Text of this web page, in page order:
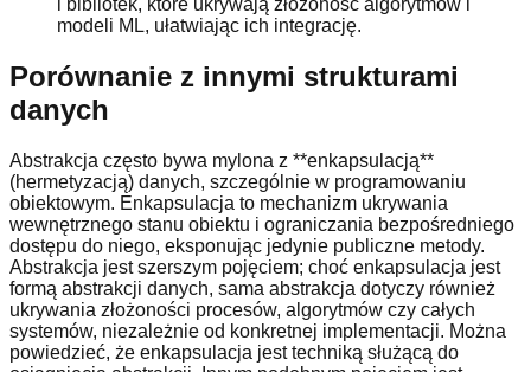
i bibliotek, które ukrywają złożoność algorytmów i
modeli ML, ułatwiając ich integrację.
Porównanie z innymi strukturami
danych
Abstrakcja często bywa mylona z **enkapsulacją**
(hermetyzacją) danych, szczególnie w programowaniu
obiektowym. Enkapsulacja to mechanizm ukrywania
wewnętrznego stanu obiektu i ograniczania bezpośredniego
dostępu do niego, eksponując jedynie publiczne metody.
Abstrakcja jest szerszym pojęciem; choć enkapsulacja jest
formą abstrakcji danych, sama abstrakcja dotyczy również
ukrywania złożoności procesów, algorytmów czy całych
systemów, niezależnie od konkretnej implementacji. Można
powiedzieć, że enkapsulacja jest techniką służącą do